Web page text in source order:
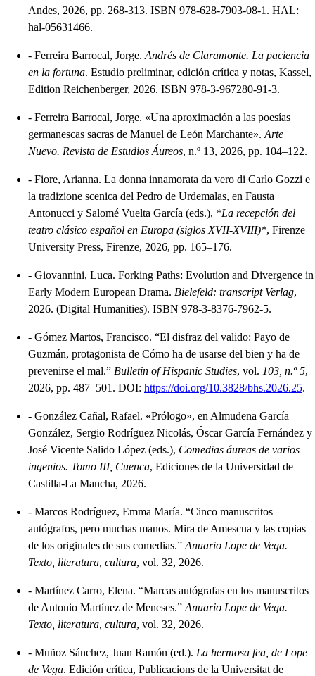
Andes, 2026, pp. 268-313. ISBN 978-628-7903-08-1. HAL:
hal-05631466.
- Ferreira Barrocal, Jorge. Andrés de Claramonte. La paciencia
en la fortuna. Estudio preliminar, edición crítica y notas, Kassel,
Edition Reichenberger, 2026. ISBN 978-3-967280-91-3.
- Ferreira Barrocal, Jorge. «Una aproximación a las poesías
germanescas sacras de Manuel de León Marchante». Arte
Nuevo. Revista de Estudios Áureos, n.º 13, 2026, pp. 104–122.
- Fiore, Arianna. La donna innamorata da vero di Carlo Gozzi e
la tradizione scenica del Pedro de Urdemalas, en Fausta
Antonucci y Salomé Vuelta García (eds.), *La recepción del
teatro clásico español en Europa (siglos XVII-XVIII)*, Firenze
University Press, Firenze, 2026, pp. 165–176.
- Giovannini, Luca. Forking Paths: Evolution and Divergence in
Early Modern European Drama. Bielefeld: transcript Verlag,
2026. (Digital Humanities). ISBN 978-3-8376-7962-5.
- Gómez Martos, Francisco. “El disfraz del valido: Payo de
Guzmán, protagonista de Cómo ha de usarse del bien y ha de
prevenirse el mal.” Bulletin of Hispanic Studies, vol. 103, n.º 5,
2026, pp. 487–501. DOI: https://doi.org/10.3828/bhs.2026.25.
- González Cañal, Rafael. «Prólogo», en Almudena García
González, Sergio Rodríguez Nicolás, Óscar García Fernández y
José Vicente Salido López (eds.), Comedias áureas de varios
ingenios. Tomo III, Cuenca, Ediciones de la Universidad de
Castilla-La Mancha, 2026.
- Marcos Rodríguez, Emma María. “Cinco manuscritos
autógrafos, pero muchas manos. Mira de Amescua y las copias
de los originales de sus comedias.” Anuario Lope de Vega.
Texto, literatura, cultura, vol. 32, 2026.
- Martínez Carro, Elena. “Marcas autógrafas en los manuscritos
de Antonio Martínez de Meneses.” Anuario Lope de Vega.
Texto, literatura, cultura, vol. 32, 2026.
- Muñoz Sánchez, Juan Ramón (ed.). La hermosa fea, de Lope
de Vega. Edición crítica, Publicacions de la Universitat de